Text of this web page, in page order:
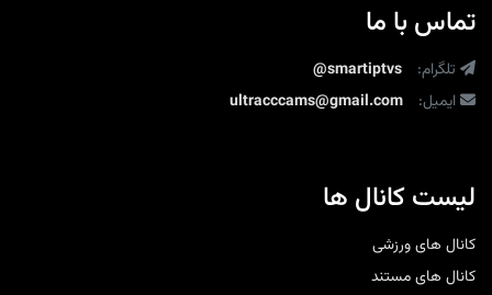
تماس با ما
تلگرام:
@smartiptvs
ایمیل:
ultracccams@gmail.com
لیست کانال ها
کانال های ورزشی
کانال های مستند